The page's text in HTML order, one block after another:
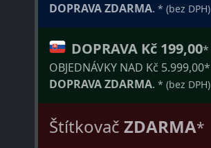
DOPRAVA ZDARMA. * (bez DPH)
DOPRAVA Kč 199,00*
OBJEDNÁVKY NAD Kč 5.999,00*
DOPRAVA ZDARMA. * (bez DPH)
Štítkovač ZDARMA*